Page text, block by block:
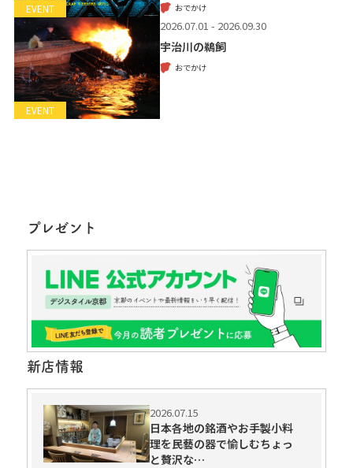
EVENT おでかけ
EVENT
2026.07.01 - 2026.09.30
宇治川の鵜飼
おでかけ
プレゼント
新店情報
2026.07.15
日本各地の銘酒やお手製小料
理を民藝の器で愉しむちょっ
と贅沢な…